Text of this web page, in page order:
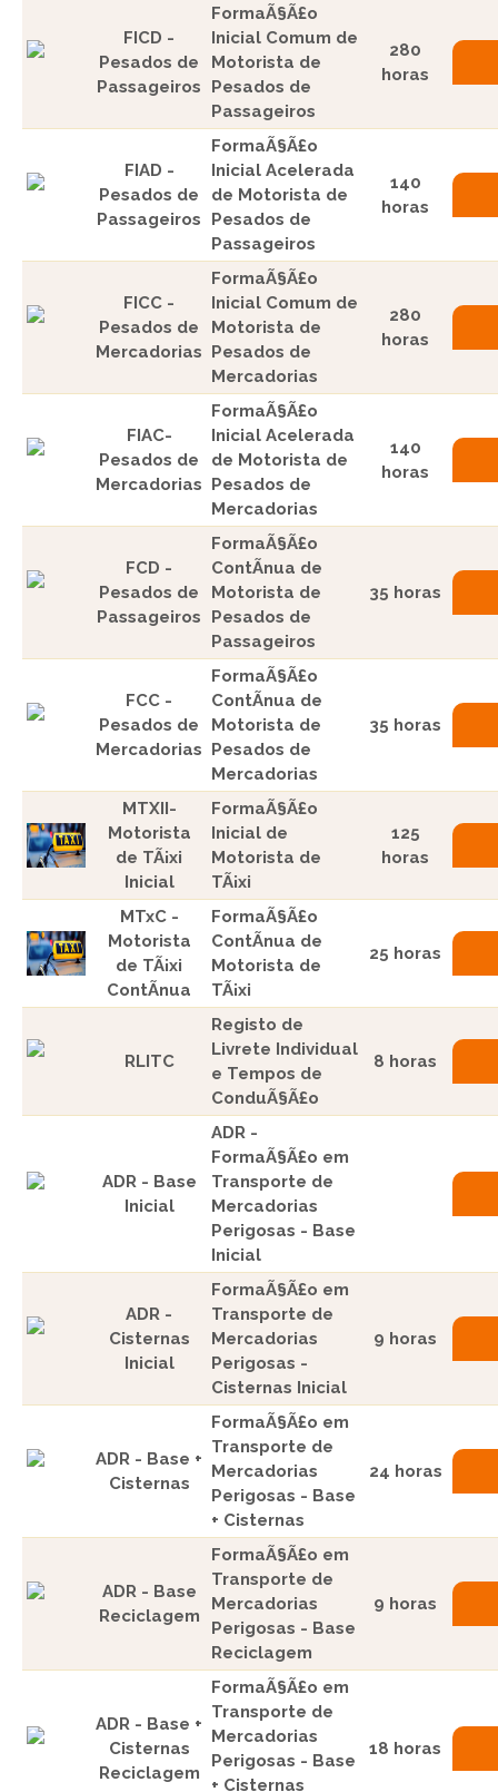
FICD -
Pesados de
Passageiros
FormaÃ§Ã£o
Inicial Comum de
Motorista de
Pesados de
Passageiros
280
horas
FIAD -
Pesados de
Passageiros
FormaÃ§Ã£o
Inicial Acelerada
de Motorista de
Pesados de
Passageiros
140
horas
FICC -
Pesados de
Mercadorias
FormaÃ§Ã£o
Inicial Comum de
Motorista de
Pesados de
Mercadorias
280
horas
FIAC-
Pesados de
Mercadorias
FormaÃ§Ã£o
Inicial Acelerada
de Motorista de
Pesados de
Mercadorias
140
horas
FCD -
Pesados de
Passageiros
FormaÃ§Ã£o
ContÃ­nua de
Motorista de
Pesados de
Passageiros
35 horas
FCC -
Pesados de
Mercadorias
FormaÃ§Ã£o
ContÃ­nua de
Motorista de
Pesados de
Mercadorias
35 horas
MTXII-
Motorista
de TÃ¡xi
Inicial
FormaÃ§Ã£o
Inicial de
Motorista de
TÃ¡xi
125
horas
MTxC -
Motorista
de TÃ¡xi
ContÃ­nua
FormaÃ§Ã£o
ContÃ­nua de
Motorista de
TÃ¡xi
25 horas
RLITC
Registo de
Livrete Individual
e Tempos de
ConduÃ§Ã£o
8 horas
ADR - Base
Inicial
ADR -
FormaÃ§Ã£o em
Transporte de
Mercadorias
Perigosas - Base
Inicial
ADR -
Cisternas
Inicial
FormaÃ§Ã£o em
Transporte de
Mercadorias
Perigosas -
Cisternas Inicial
9 horas
ADR - Base +
Cisternas
FormaÃ§Ã£o em
Transporte de
Mercadorias
Perigosas - Base
+ Cisternas
24 horas
ADR - Base
Reciclagem
FormaÃ§Ã£o em
Transporte de
Mercadorias
Perigosas - Base
Reciclagem
9 horas
ADR - Base +
Cisternas
Reciclagem
FormaÃ§Ã£o em
Transporte de
Mercadorias
Perigosas - Base
+ Cisternas
18 horas